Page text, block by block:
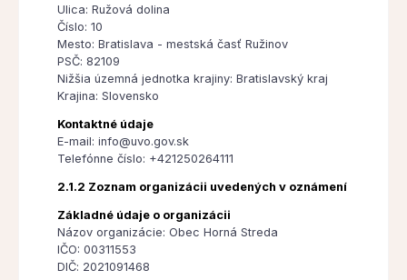
Ulica: Ružová dolina
Číslo: 10
Mesto: Bratislava - mestská časť Ružinov
PSČ: 82109
Nižšia územná jednotka krajiny: Bratislavský kraj
Krajina: Slovensko
Kontaktné údaje
E-mail: info@uvo.gov.sk
Telefónne číslo: +421250264111
2.1.2 Zoznam organizácii uvedených v oznámení
Základné údaje o organizácii
Názov organizácie: Obec Horná Streda
IČO: 00311553
DIČ: 2021091468